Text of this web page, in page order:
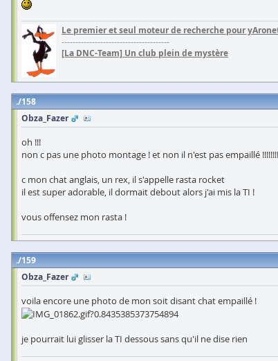
Le premier et seul moteur de recherche pour
---------------------------------------
[La DNC-Team] Un club plein de mystère
158
Obza_Fazer
oh !!!
non c pas une photo montage ! et non il n'est pas empaillé !!!!!!!!
c mon chat anglais, un rex, il s'appelle rasta rocket
il est super adorable, il dormait debout alors j'ai mis la TI !
vous offensez mon rasta !
159
Obza_Fazer
voila encore une photo de mon soit disant chat empaillé !
je pourrait lui glisser la TI dessous sans qu'il ne dise rien